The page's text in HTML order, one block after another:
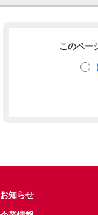
このペー
お知らせ